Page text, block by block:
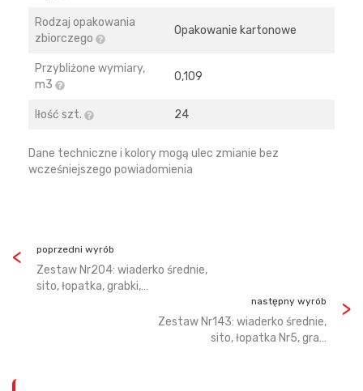
Rodzaj opakowania
zbiorczego
Opakowanie kartonowe
Przybliżone wymiary,
m3
0,109
Iłość szt. 24
Dane techniczne i kolory mogą ulec zmianie bez
wcześniejszego powiadomienia
poprzedni wyrób
Zestaw Nr204: wiaderko średnie,
sito, łopatka, grabki,…
następny wyrób
Zestaw Nr143: wiaderko średnie,
sito, łopatka Nr5, gra…